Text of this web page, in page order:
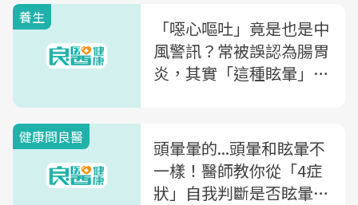
養生
「噁心嘔吐」竟是也是中
風警訊？常被誤認為腸胃
炎，其實「這種眩暈」是
健康問良醫
頭暈暈的...頭暈和眩暈不
一樣！醫師教你從「4症
狀」自我判斷是否眩暈、